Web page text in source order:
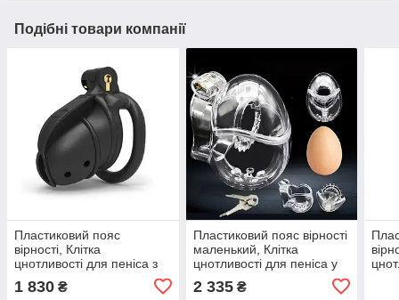
Подібні товари компанії
Пластиковий пояс
вірності, Клітка
цнотливості для пеніса з
плоским кільцем, Чорний -
F
1 830 ₴
Пластиковий пояс вірності
маленький, Клітка
цнотливості для пеніса у
шипів - M
2 335₴